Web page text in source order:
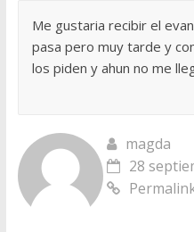
Me gustaria recibir el
pasa pero muy tarde y
los piden y ahun no me
magda
28